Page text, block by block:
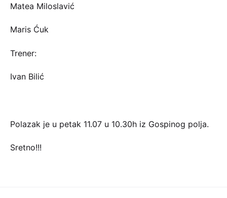
Matea Miloslavić
Maris Ćuk
Trener:
Ivan Bilić
Polazak je u petak 11.07 u 10.30h iz Gospinog polja.
Sretno!!!